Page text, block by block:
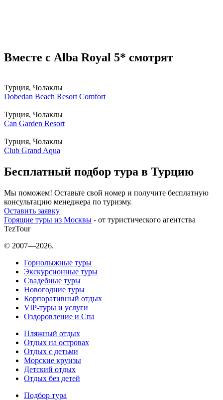
Вместе с Alba Royal 5* смотрят
Турция, Чолаклы
Dobedan Beach Resort Comfort
Турция, Чолаклы
Can Garden Resort
Турция, Чолаклы
Club Grand Aqua
Бесплатный подбор тура в Турцию
Мы поможем! Оставьте свой номер и получите бесплатную
консультацию менеджера по туризму.
Оставить заявку
Горящие туры из Москвы - от туристического агентства
TezTour
© 2007—2026.
Горнолыжные туры
Экскурсионные туры
Свадебные туры
Новогодние туры
Корпоративный отдых
VIP-туры и услуги
Оздоровление и Спа
Пляжный отдых
Отдых на островах
Отдых с детьми
Морские круизы
Детский отдых
Отдых без детей
Подбор тура